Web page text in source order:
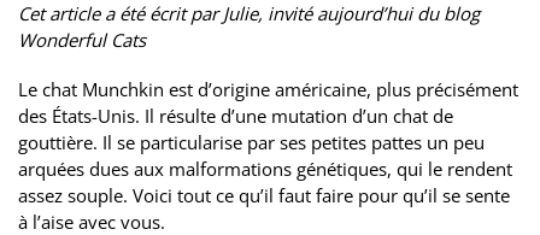
Cet article a été écrit par Julie, invité aujourd’hui du blog
Wonderful Cats
Le chat Munchkin est d’origine américaine, plus précisément
des États-Unis. Il résulte d’une mutation d’un chat de
gouttière. Il se particularise par ses petites pattes un peu
arquées dues aux malformations génétiques, qui le rendent
assez souple. Voici tout ce qu’il faut faire pour qu’il se sente
à l’aise avec vous.